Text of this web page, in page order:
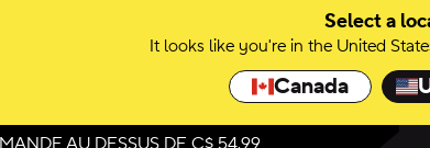
Select a
It looks like you're in the United
Canada
AU DESSUS DE C$ 54.99